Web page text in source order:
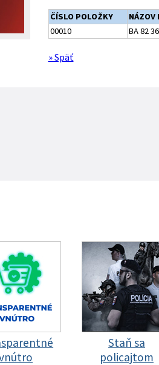
ČÍSLO POLOŽKY NÁZOV
00010
BA 82
» Späť
Staň sa
policajtom